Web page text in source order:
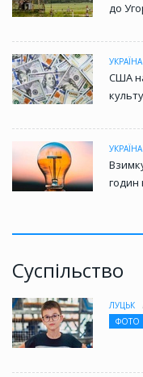
до
УКРАЇНА
США
УКРАЇНА
годин
Суспільство
ЛУЦЬК
ФОТО